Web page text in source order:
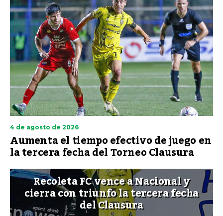
4 de agosto de 2026
Aumenta el tiempo efectivo de juego en
la tercera fecha del Torneo Clausura
Recoleta FC vence a Nacional y
cierra con triunfo la tercera fecha
del Clausura